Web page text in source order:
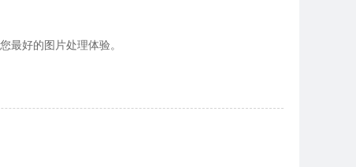
最好的图片处理体验。